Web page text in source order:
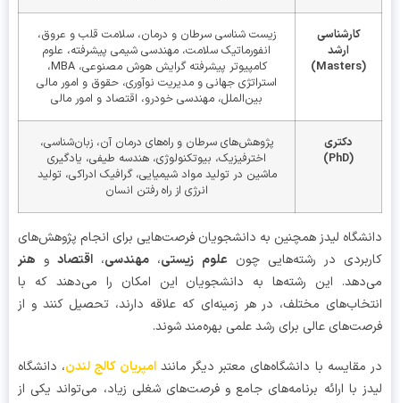
کارشناسی
زیست شناسی سرطان و درمان، سلامت قلب و عروق،
انفورماتیک سلامت، مهندسی شیمی پیشرفته، علوم
کامپیوتر پیشرفته گرایش هوش مصنوعی، MBA،
استراتژی جهانی و مدیریت نوآوری، حقوق و امور مالی
بین‌الملل، مهندسی خودرو، اقتصاد و امور مالی
پژوهش‌های سرطان و راه‌های درمان آن، زبان‌شناسی،
اخترفیزیک، بیوتکنولوژی، هندسه طیفی، یادگیری
ماشین در تولید مواد شیمیایی، گرافیک ادراکی، تولید
انرژی از راه رفتن انسان
لیدز همچنین به دانشجویان فرصت‌هایی برای انجام پژوهش‌های
در رشته‌هایی چونعلوم زیستی،مهندسی،اقتصادوهنر
این رشته‌ها به دانشجویان این امکان را می‌دهند که با
مختلف، در هر زمینه‌ای که علاقه دارند، تحصیل کنند و از
عالی برای رشد علمی بهره‌مند شوند.
با دانشگاه‌های معتبر دیگر مانند امپریان کالج لندن، دانشگاه
با ارائه برنامه‌های جامع و فرصت‌های شغلی زیاد، می‌تواند یکی از